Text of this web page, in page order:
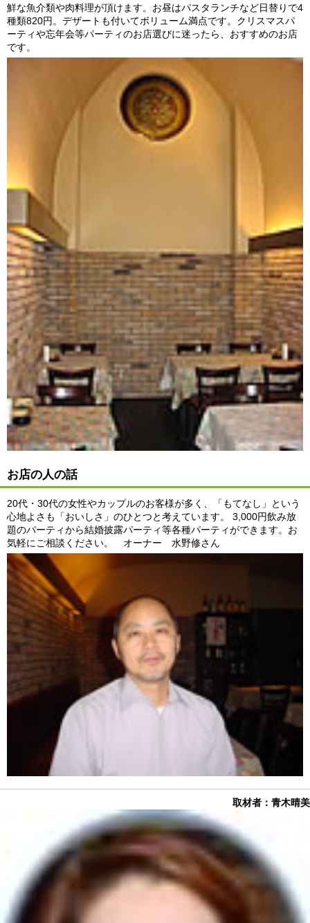
鮮な魚介類や肉料理が頂けます。お昼はパスタランチなど日替りで4
種類820円。デザートも付いてボリューム満点です。クリスマスパ
ーティや忘年会等パーティのお店選びに迷ったら、おすすめのお店
です。
お店の人の話
20代・30代の女性やカップルのお客様が多く、「もてなし」という
心地よさも「おいしさ」のひとつと考えています。 3,000円飲み放
題のパーティから結婚披露パーティ等各種パーティができます。お
気軽にご相談ください。 オーナー 水野修さん
取材者：青木晴美